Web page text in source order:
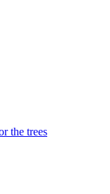
the trees